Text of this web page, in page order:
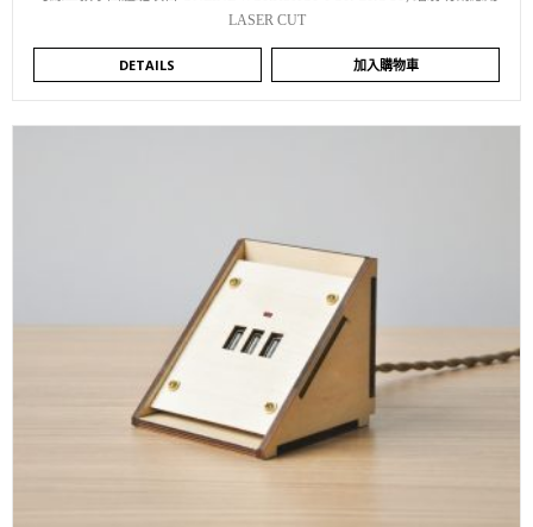
LASER CUT
DETAILS 加入購物車
WISHLIST